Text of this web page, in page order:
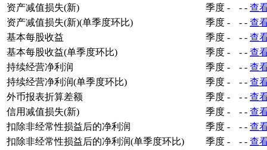
资产减值损失(新)
季度 - - - 查
资产减值损失(新)(单季度环比)
季度 - - - 查
基本每股收益
季度 - - - 查
基本每股收益(单季度环比)
季度 - - - 查
持续经营净利润
季度 - - - 查
持续经营净利润(单季度环比)
季度 - - - 查
外币报表折算差额
季度 - - - 查
信用减值损失(新)
季度 - - - 查
扣除非经常性损益后的净利润
季度 - - - 查
扣除非经常性损益后的净利润(单季度环比)
季度 - - - 查